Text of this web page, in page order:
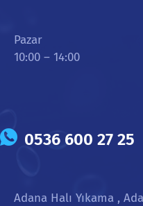
Pazar
10:00 – 14:00
0536 600 27 25
Adana Halı Yıkama ,